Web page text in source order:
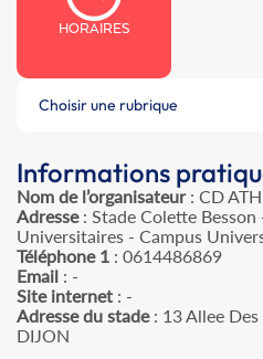
HORAIRES
Choisir une rubrique
Informations
Nom de l’organisateur: CD
Adresse: Stade Colette Besson
Universitaires - Campus
Téléphone 1 : 0614486869
Email : -
Site internet : -
Adresse du stade: 13 Allee
DIJON